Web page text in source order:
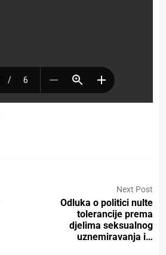
Next Post
Odluka o politici nulte
tolerancije prema
djelima seksualnog
uznemiravanja i…